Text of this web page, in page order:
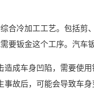
合冷加工工艺。包括剪
要钣金这个工序。汽车
成车身凹陷，需要使
事故后，可能会导致车